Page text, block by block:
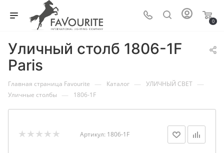
0
Уличный столб 1806-1F
Paris
Главная страница Favourite — Каталог — УЛИЧНЫЙ СВЕТ —
Уличные столбы — 1806-1F
Артикул: 1806-1F